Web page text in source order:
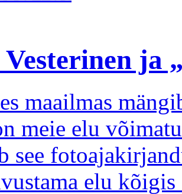
ja
maailmas
meie elu
see
elu